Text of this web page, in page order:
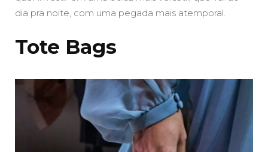
dia pra noite, com uma pegada mais atemporal.
Tote Bags